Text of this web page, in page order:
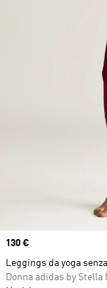
Price
130 €
Leggings da yoga
Donna adidas by Stella